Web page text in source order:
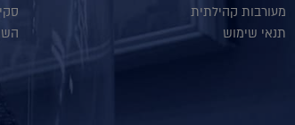
מעורבות קהילתית
תנאי שימוש